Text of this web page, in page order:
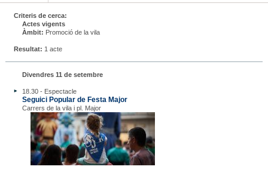
Criteris de cerca:
Actes vigents
Àmbit: Promoció de la vila
Resultat: 1 acte
Divendres 11 de setembre
18.30 - Espectacle
Seguici Popular de Festa Major
Carrers de la vila i pl. Major